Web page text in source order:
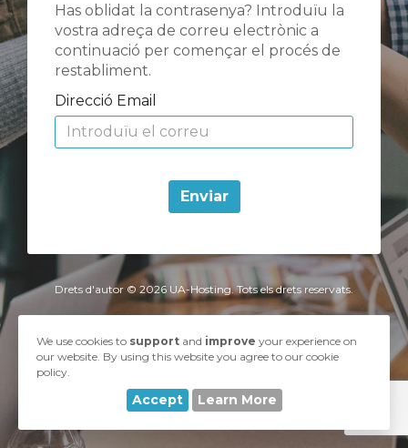
Has oblidat la contrasenya? Introduïu la
vostra adreça de correu electrònic a
continuació per començar el procés de
restabliment.
Direcció Email
Enviar
Drets d'autor © 2026 UA-Hosting. Tots els drets reservats.
We use cookies to support and improve your experience on
our website. By using this website you agree to our cookie
policy.
Accept Learn More